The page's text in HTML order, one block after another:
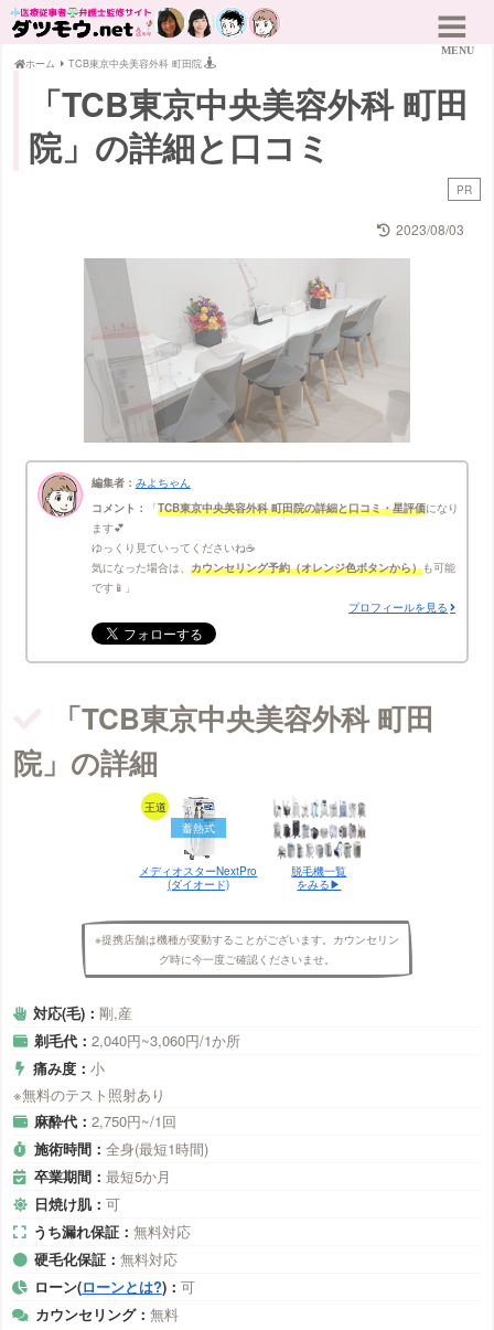
ホーム TCB東京中央美容外科 町田院
「TCB東京中央美容外科 町田
院」の詳細と口コミ
PR
2023/08/03
編集者： みよちゃん
コメント：
TCB東京中央美容外科 町田院の詳細と口コミ・星評価になり
ます💕
ゆっくり見ていってくださいね☕
気になった場合は、 カウンセリング予約（オレンジ色ボタンから）も可能
です📱
プロフィールを見る
「TCB東京中央美容外科 町田
院」の詳細
蓄熱式
メディオスターNextPro
(ダイオード)
王道
脱毛機一覧
をみる▶︎
※提携店舗は機種が変動することがございます。カウンセリン
グ時に今一度ご確認くださいませ。
対応(毛)：剛,産
剃毛代：2,040円~3,060円/1か所
痛み度：小
※無料のテスト照射あり
麻酔代：2,750円~/1回
施術時間： 全身(最短1時間)
卒業期間： 最短5か月
日焼け肌： 可
うち漏れ保証： 無料対応
硬毛化保証： 無料対応
ローン(ローンとは?)： 可
カウンセリング： 無料